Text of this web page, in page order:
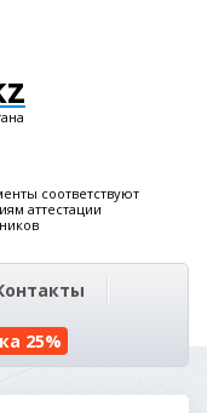
соответствуют
аттестации
25%